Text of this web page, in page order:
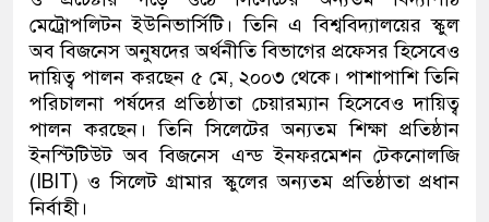
মেট্রোপলিটন ইউনিভার্সিটি। তিনি এ বিশ্ববিদ্যালয়ের স্কুল
অব বিজনেস অনুষদের অর্থনীতি বিভাগের প্রফেসর হিসেবেও
দায়িত্ব পালন করছেন ৫ মে, ২০০৩ থেকে। পাশাপাশি তিনি
পরিচালনা পর্ষদের প্রতিষ্ঠাতা চেয়ারম্যান হিসেবেও দায়িত্ব
পালন করছেন। তিনি সিলেটের অন্যতম শিক্ষা প্রতিষ্ঠান
ইনস্টিটিউট অব বিজনেস এন্ড ইনফরমেশন টেকনোলজি
(IBIT) ও সিলেট গ্রামার স্কুলের অন্যতম প্রতিষ্ঠাতা প্রধান
নির্বাহী।